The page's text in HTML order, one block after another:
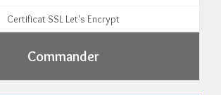
Certificat SSL Let's Encrypt
Commander